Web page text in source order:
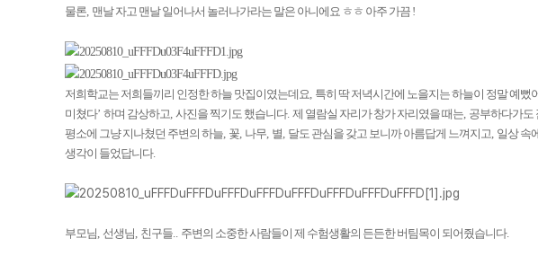
물론, 맨날 자고 맨날 일어나서 놀러나가라는 말은 아니에요 ㅎㅎ 아주 가끔 !
저희학교는 저희들끼리 인정한 하늘 맛집이였는데요 특히 딱 저녁시간에 노을지는 하늘이 정말 예뻤
미쳤다’ 하며 감상하고 사진을 찍기도 했습니다. 제 열람실 자리가 창가 자리였을 때는 공부하다가도
평소에 그냥 지나쳤던 주변의 하늘 꽃 나무 별 달도 관심을 갖고 보니까 아름답게 느껴지고 일상 속
생각이 들었답니다.
부모님, 선생님, 친구들.. 주변의 소중한 사람들이 제 수험생활의 든든한 버팀목이 되어줬습니다.